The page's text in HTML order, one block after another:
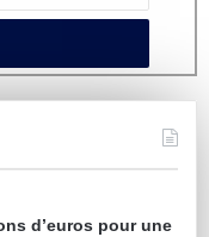
d’euros pour une